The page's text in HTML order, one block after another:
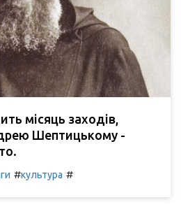
місяць заходів,
Шептицькому -
#культура #